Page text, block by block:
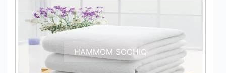
HAMMOM SOCHIQ